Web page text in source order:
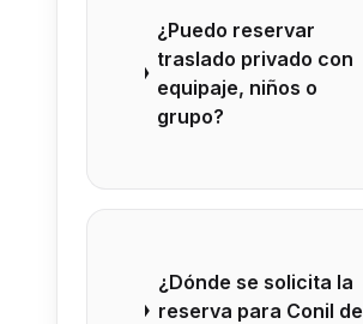
¿Puedo reservar
traslado privado con
equipaje, niños o
grupo?
¿Dónde se solicita la
reserva para Conil de